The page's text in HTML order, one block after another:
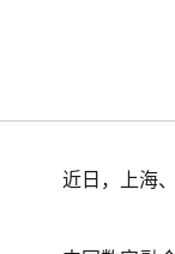
近日，上海、